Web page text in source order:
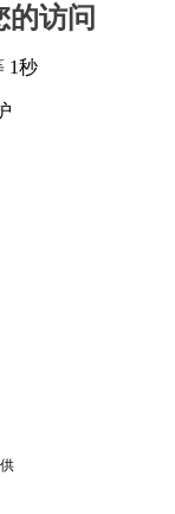
的访问
1秒